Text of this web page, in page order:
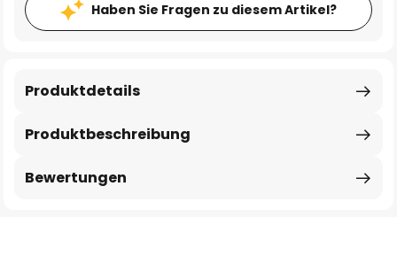
Haben Sie Fragen zu diesem Artikel?
Produktbeschreibung
Produktdetails
Bewertungen